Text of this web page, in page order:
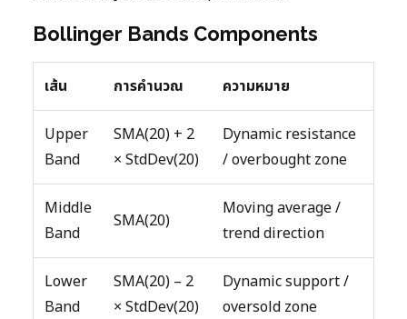
Bollinger Bands Components
เส้น การคำนวณ ความหมาย
Upper
Band
SMA(20) + 2
× StdDev(20)
Dynamic resistance
/ overbought zone
Middle
Band
SMA(20)
Moving average /
trend direction
Lower
Band
SMA(20) – 2
× StdDev(20)
Dynamic support /
oversold zone